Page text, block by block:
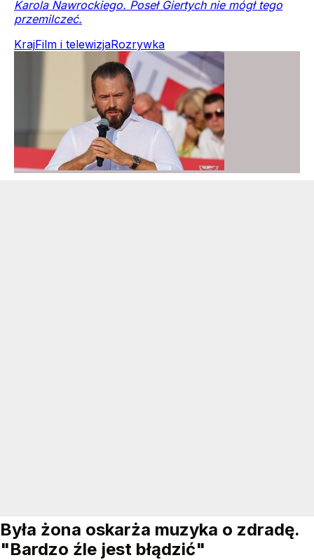
Karola Nawrockiego. Poseł Giertych nie mógł tego
przemilczeć.
KrajFilm i telewizjaRozrywka
Była żona oskarża muzyka o zdradę.
"Bardzo źle jest błądzić"